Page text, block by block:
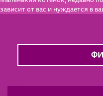
зависит от вас и нуждается в